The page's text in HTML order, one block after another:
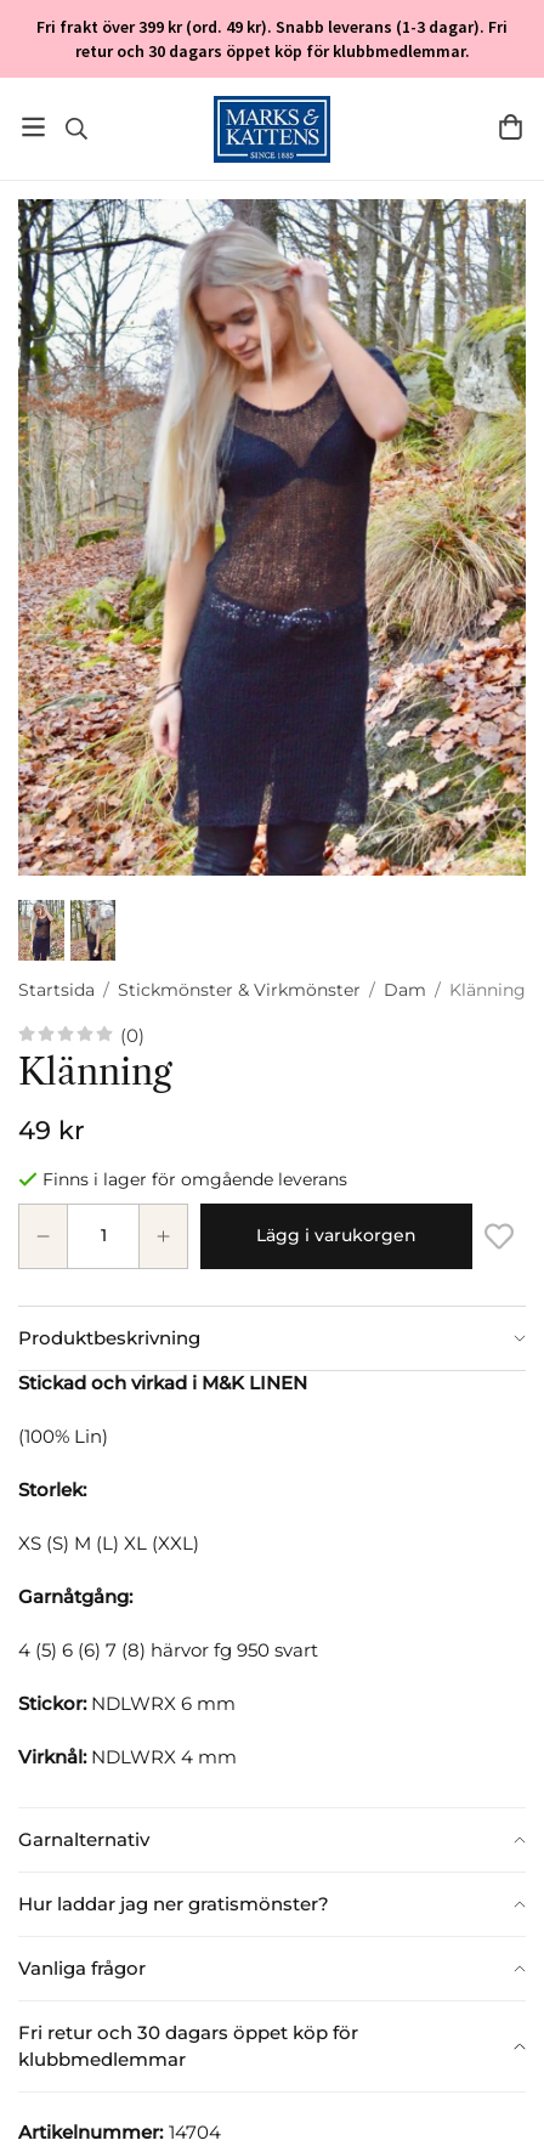
Fri frakt över 399 kr (ord. 49 kr). Snabb leverans (1-3 dagar). Fri
retur och 30 dagars öppet köp för klubbmedlemmar.
Startsida / Stickmönster & Virkmönster / Dam / Klänning
(0)
Klänning
49 kr
Finns i lager för omgående leverans
Lägg i varukorgen
Produktbeskrivning
Garnalternativ
Hur laddar jag ner gratismönster?
Vanliga frågor
Fri retur och 30 dagars öppet köp för
klubbmedlemmar
Stickad och virkad i M&K LINEN
(100% Lin)
Storlek:
XS (S) M (L) XL (XXL)
Garnåtgång:
4 (5) 6 (6) 7 (8) härvor fg 950 svart
Stickor: NDLWRX 6 mm
Virknål:NDLWRX 4 mm
Artikelnummer: 14704